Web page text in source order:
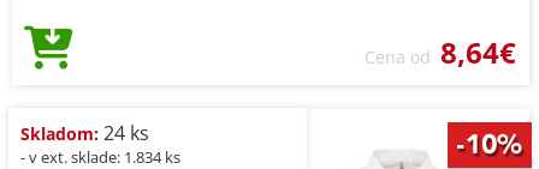
Cena od 8,64€
Skladom: 24 ks
- v ext. sklade: 1.834 ks